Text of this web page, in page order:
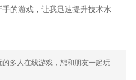
的游戏，让我迅速提升技术水
的多人在线游戏，想和朋友一起玩